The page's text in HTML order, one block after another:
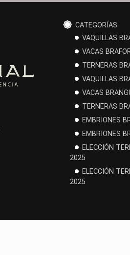
CATEGORÍAS
VAQUILLAS
VACAS
TERNERAS
VAQUILLAS
VACAS
TERNERAS
EMBRIONES
EMBRIONES
ELECCIÓN
2025
ELECCIÓN
2025